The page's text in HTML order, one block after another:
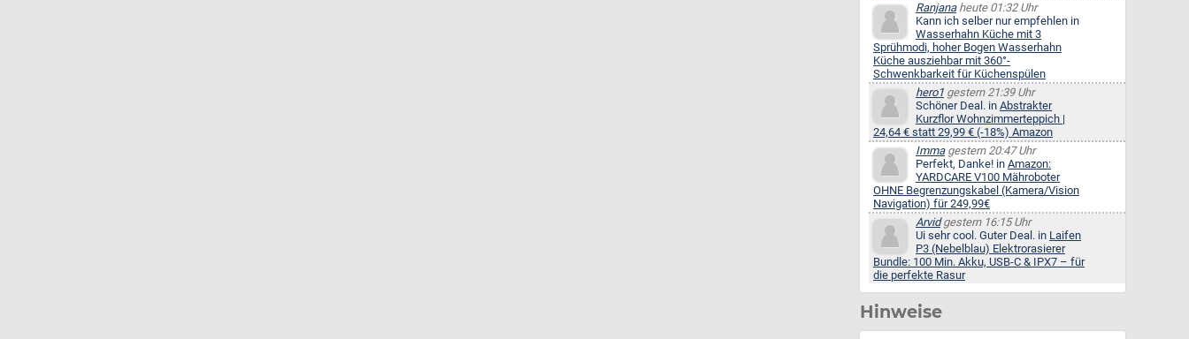
Ranjanaheute 01:32 Uhr
Kann ich selber nur empfehlen in
Wasserhahn Küche mit 3
Sprühmodi, hoher Bogen Wasserhahn
Küche ausziehbar mit 360°-
Schwenkbarkeit für Küchenspülen
hero1 gestern 21:39 Uhr
Schöner Deal. in Abstrakter
Kurzflor Wohnzimmerteppich |
24,64 € statt 29,99 € (-18%) Amazon
Immagestern 20:47 Uhr
Perfekt, Danke! in Amazon:
YARDCARE V100 Mähroboter
OHNE Begrenzungskabel (Kamera/Vision
Navigation) für 249,99€
Arvidgestern 16:15 Uhr
Ui sehr cool. Guter Deal. in Laifen
P3 (Nebelblau) Elektrorasierer
Bundle: 100 Min. Akku, USB-C & IPX7 – für
die perfekte Rasur
Hinweise